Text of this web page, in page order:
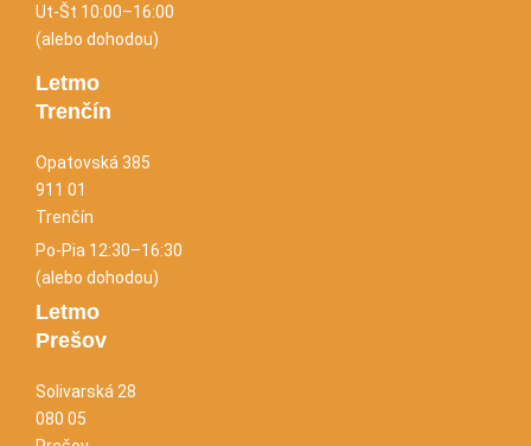
Ut-Št 10:00–16:00
(alebo dohodou)
Letmo
Trenčín
Opatovská 385
911 01
Trenčín
Po-Pia 12:30–16:30
(alebo dohodou)
Letmo
Prešov
Solivarská 28
080 05